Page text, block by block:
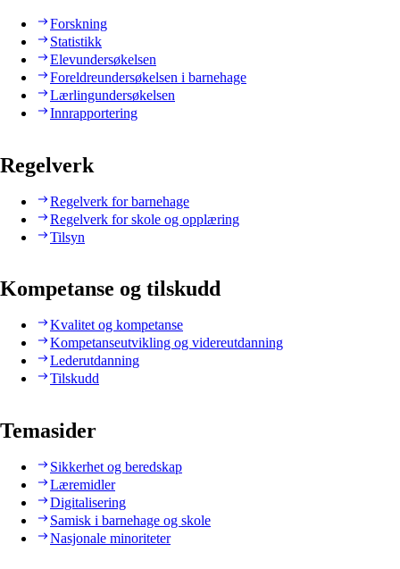
Forskning
Statistikk
Elevundersøkelsen
Foreldreundersøkelsen i barnehage
Lærlingundersøkelsen
Innrapportering
Regelverk
Regelverk for barnehage
Regelverk for skole og opplæring
Tilsyn
Kompetanse og tilskudd
Kvalitet og kompetanse
Kompetanseutvikling og videreutdanning
Lederutdanning
Tilskudd
Temasider
Sikkerhet og beredskap
Læremidler
Digitalisering
Samisk i barnehage og skole
Nasjonale minoriteter